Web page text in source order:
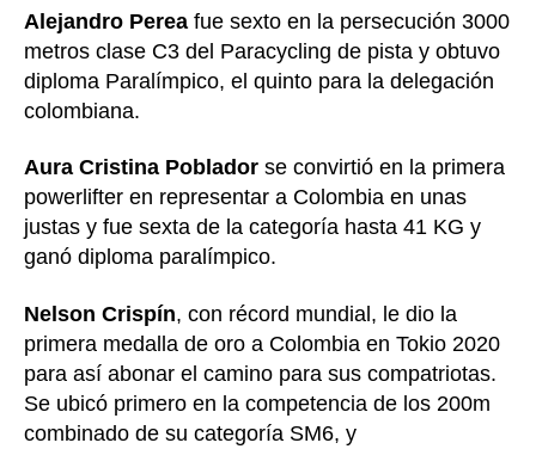
Alejandro Perea fue sexto en la persecución 3000
metros clase C3 del Paracycling de pista y obtuvo
diploma Paralímpico, el quinto para la delegación
colombiana.
Aura Cristina Poblador se convirtió en la primera
powerlifter en representar a Colombia en unas
justas y fue sexta de la categoría hasta 41 KG y
ganó diploma paralímpico.
Nelson Crispín, con récord mundial, le dio la
primera medalla de oro a Colombia en Tokio 2020
para así abonar el camino para sus compatriotas.
Se ubicó primero en la competencia de los 200m
combinado de su categoría SM6, y